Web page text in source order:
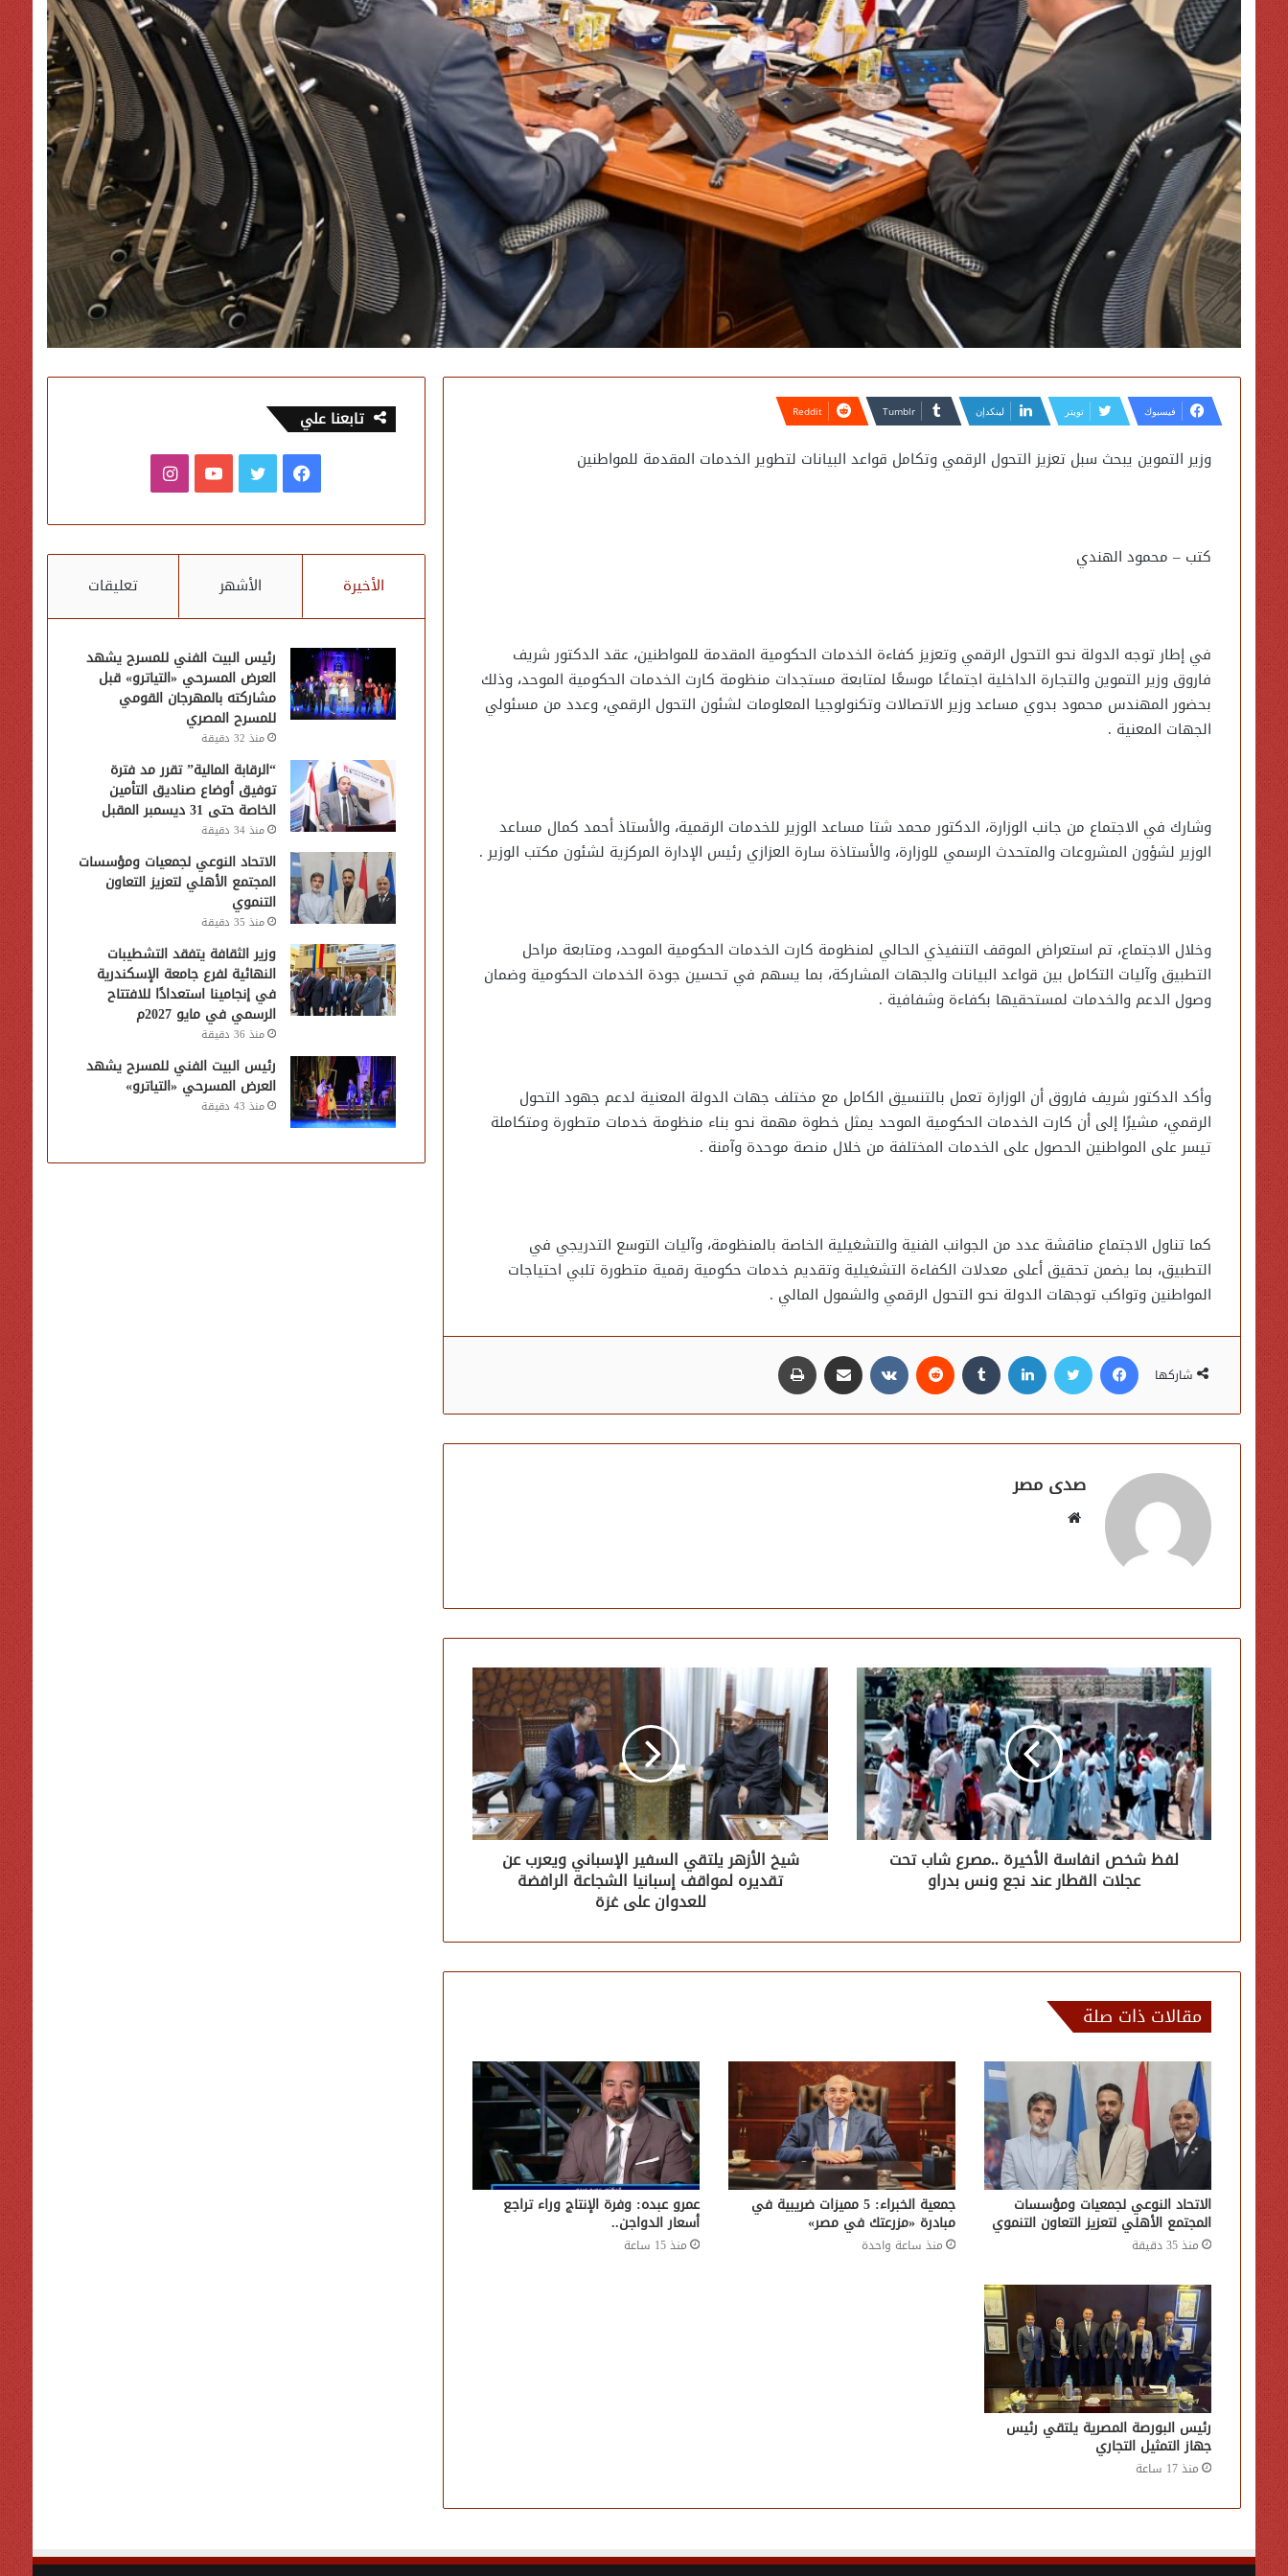
فيسبوك تويتر لينكدإن
وزير التموين يبحث سبل تعزيز التحول الرقمي وتكامل قواعد البيانات لتطوير الخدمات المقدمة للمواطنين
كتب – محمود الهندي
في إطار توجه الدولة نحو التحول الرقمي وتعزيز كفاءة الخدمات الحكومية المقدمة للمواطنين، عقد الدكتور شريف
فاروق وزير التموين والتجارة الداخلية اجتماعًا موسعًا لمتابعة مستجدات منظومة كارت الخدمات الحكومية الموحد، وذلك
بحضور المهندس محمود بدوي مساعد وزير الاتصالات وتكنولوجيا المعلومات لشئون التحول الرقمي، وعدد من مسئولي
الجهات المعنية .
وشارك في الاجتماع من جانب الوزارة، الدكتور محمد شتا مساعد الوزير للخدمات الرقمية، والأستاذ أحمد كمال مساعد
الوزير لشؤون المشروعات والمتحدث الرسمي للوزارة، والأستاذة سارة العزازي رئيس الإدارة المركزية لشئون مكتب الوزير .
وخلال الاجتماع، تم استعراض الموقف التنفيذي الحالي لمنظومة كارت الخدمات الحكومية الموحد، ومتابعة مراحل
التطبيق وآليات التكامل بين قواعد البيانات والجهات المشاركة، بما يسهم في تحسين جودة الخدمات الحكومية وضمان
وصول الدعم والخدمات لمستحقيها بكفاءة وشفافية .
وأكد الدكتور شريف فاروق أن الوزارة تعمل بالتنسيق الكامل مع مختلف جهات الدولة المعنية لدعم جهود التحول
الرقمي، مشيرًا إلى أن كارت الخدمات الحكومية الموحد يمثل خطوة مهمة نحو بناء منظومة خدمات متطورة ومتكاملة
تيسر على المواطنين الحصول على الخدمات المختلفة من خلال منصة موحدة وآمنة .
كما تناول الاجتماع مناقشة عدد من الجوانب الفنية والتشغيلية الخاصة بالمنظومة، وآليات التوسع التدريجي في
التطبيق، بما يضمن تحقيق أعلى معدلات الكفاءة التشغيلية وتقديم خدمات حكومية رقمية متطورة تلبي احتياجات
المواطنين وتواكب توجهات الدولة نحو التحول الرقمي والشمول المالي .
شاركها
فيسبوك تويتر لينكدإن مشاركة عبر البريد
صدى مصر
موقع
لفظ شخص انفاسة الأخيرة ..مصرع شاب تحت
عجلات القطار عند نجع ونس بدراو
شيخ الأزهر يلتقي السفير الإسباني ويعرب عن
تقديره لمواقف إسبانيا الشجاعة الرافضة
للعدوان على غزة
مقالات ذات صلة
الاتحاد النوعي لجمعيات ومؤسسات
المجتمع الأهلي لتعزيز التعاون التنموي
منذ 35 دقيقة
جمعية الخبراء: 5 مميزات ضريبية في
مبادرة «مزرعتك في مصر»
منذ ساعة واحدة
عمرو عبده: وفرة الإنتاج وراء تراجع
أسعار الدواجن..
منذ 15 ساعة
رئيس البورصة المصرية يلتقي رئيس
جهاز التمثيل التجاري
منذ 17 ساعة
تابعنا علي
فيسبوكتويتر يوتيوبانستقرام
الأخيرة الأشهر تعليقات
رئيس البيت الفني للمسرح يشهد
العرض المسرحي «التياترو» قبل
مشاركته بالمهرجان القومي
للمسرح المصري
منذ 32 دقيقة
“الرقابة المالية” تقرر مد فترة
توفيق أوضاع صناديق التأمين
الخاصة حتى 31 ديسمبر المقبل
منذ 34 دقيقة
الاتحاد النوعي لجمعيات ومؤسسات
المجتمع الأهلي لتعزيز التعاون
التنموي
منذ 35 دقيقة
وزير الثقافة يتفقد التشطيبات
النهائية لفرع جامعة الإسكندرية
في إنجامينا استعدادًا للافتتاح
الرسمي في مايو 2027م
منذ 36 دقيقة
رئيس البيت الفني للمسرح يشهد
العرض المسرحي «التياترو»
منذ 43 دقيقة